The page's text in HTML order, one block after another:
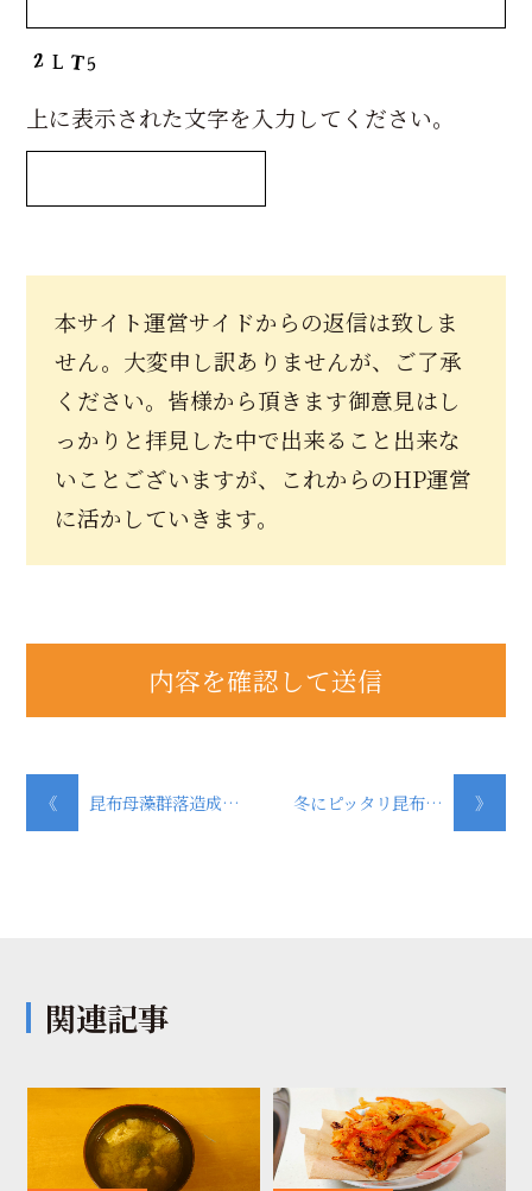
上に表示された文字を入力してください。
本サイト運営サイドからの返信は致しま
せん。大変申し訳ありませんが、ご了承
ください。皆様から頂きます御意見はし
っかりと拝見した中で出来ること出来な
いことございますが、これからのHP運営
に活かしていきます。
《 昆布母藻群落造成… 冬にピッタリ昆布… 》
関連記事